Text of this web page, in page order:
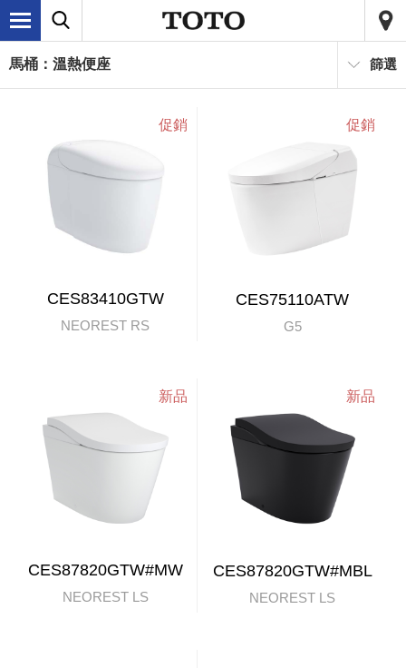
馬桶：溫熱便座 篩選
CES83410GTW
NEOREST RS
CES75110ATW
G5
CES87820GTW#MW
NEOREST LS
CES87820GTW#MBL
NEOREST LS